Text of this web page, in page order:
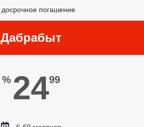
досрочное погашение
Дабрабыт
% 2499